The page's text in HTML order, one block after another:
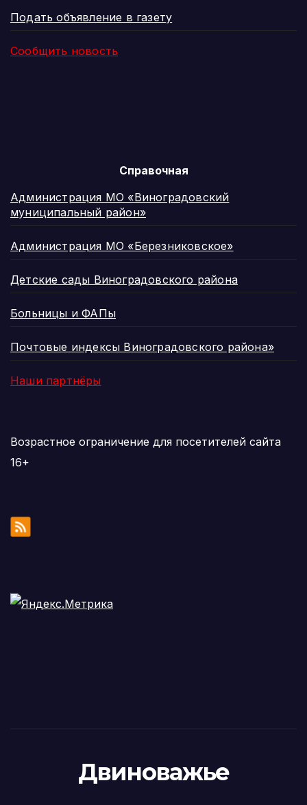
Подать объявление в газету
Сообщить новость
Справочная
Администрация МО «Виноградовский
муниципальный район»
Администрация МО «Березниковское»
Детские сады Виноградовского района
Больницы и ФАПы
Почтовые индексы Виноградовского района»
Наши партнёры
Возрастное ограничение для посетителей сайта
16+
Двиноважье